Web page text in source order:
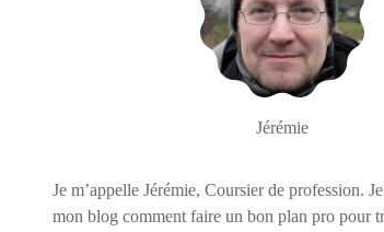
Jérémie
Je m’appelle Jérémie, Coursier de profession.
mon blog comment faire un bon plan pro pour